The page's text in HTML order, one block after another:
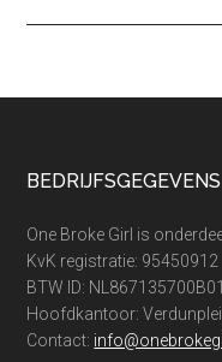
Footer
BEDRIJFSGEGEVENS
One Broke Girl is
KvK registratie: 95450912
BTW ID: NL867135700B01
Hoofdkantoor:
Contact: